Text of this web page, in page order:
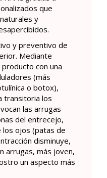
que
y
y preventivo de
Mediante
con una
(más
o botox),
transitoria los
las arrugas
del entrecejo,
ojos (patas de
disminuye,
arrugas, más joven,
un aspecto más